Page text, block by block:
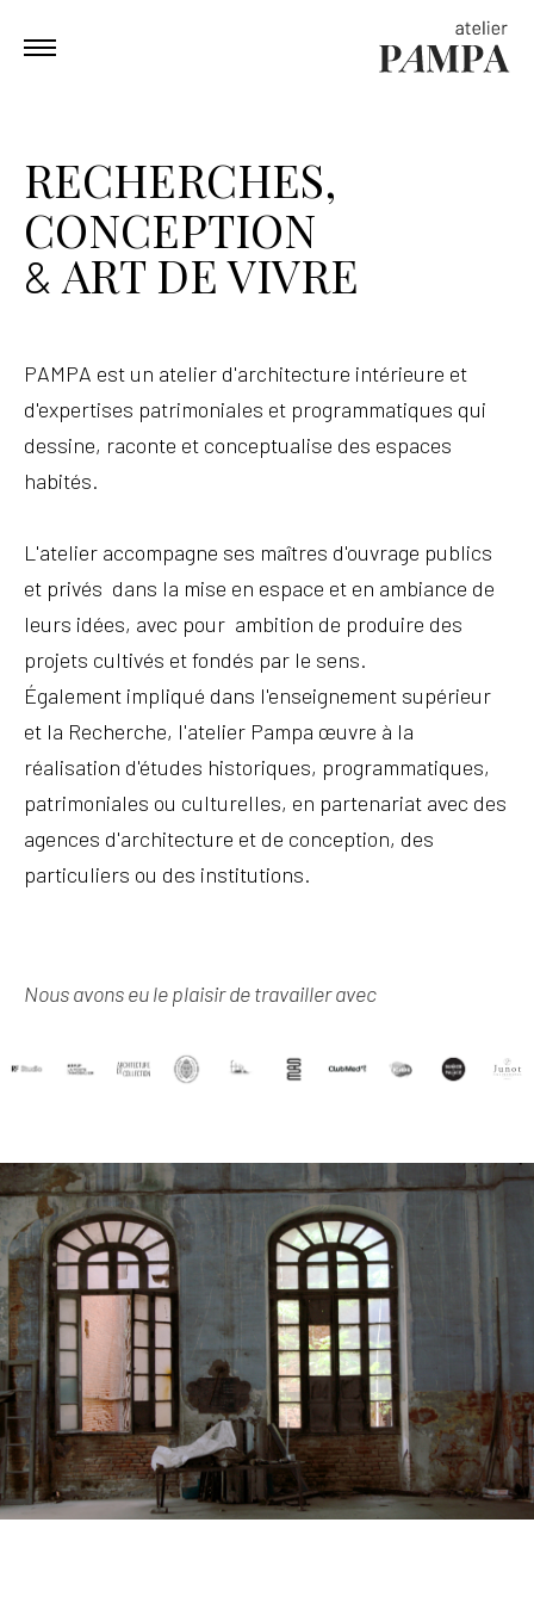
RECHERCHES,
CONCEPTION
& ART DE VIVRE
PAMPA est un atelier d'architecture intérieure et
d'expertises patrimoniales et programmatiques qui
dessine, raconte et conceptualise des espaces
habités.
L'atelier accompagne ses maîtres d'ouvrage publics
et privés dans la mise en espace et en ambiance de
leurs idées, avec pour ambition de produire des
projets cultivés et fondés par le sens.
Également impliqué dans l'enseignement supérieur
et la Recherche, l'atelier Pampa œuvre à la
réalisation d'études historiques, programmatiques,
patrimoniales ou culturelles, en partenariat avec des
agences d'architecture et de conception, des
particuliers ou des institutions.
Nous avons eu le plaisir de travailler avec